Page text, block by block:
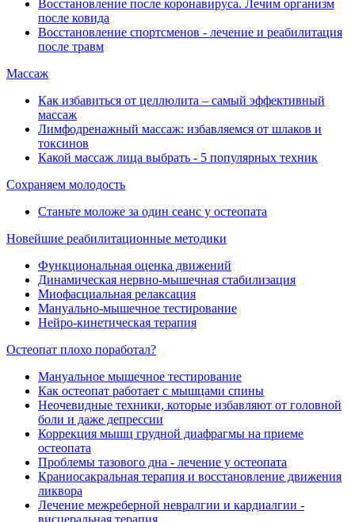
Восстановление после коронавируса. Лечим организм
после ковида
Восстановление спортсменов - лечение и реабилитация
после травм
Массаж
Как избавиться от целлюлита ‒ самый эффективный
массаж
Лимфодренажный массаж: избавляемся от шлаков и
токсинов
Какой массаж лица выбрать - 5 популярных техник
Сохраняем молодость
Станьте моложе за один сеанс у остеопата
Новейшие реабилитационные методики
Функциональная оценка движений
Динамическая нервно-мышечная стабилизация
Миофасциальная релаксация
Мануально-мышечное тестирование
Нейро-кинетическая терапия
Остеопат плохо поработал?
Мануальное мышечное тестирование
Как остеопат работает с мышцами спины
Неочевидные техники, которые избавляют от головной
боли и даже депрессии
Коррекция мышц грудной диафрагмы на приеме
остеопата
Проблемы тазового дна - лечение у остеопата
Краниосакральная терапия и восстановление движения
ликвора
Лечение межреберной невралгии и кардиалгии -
висцеральная терапия